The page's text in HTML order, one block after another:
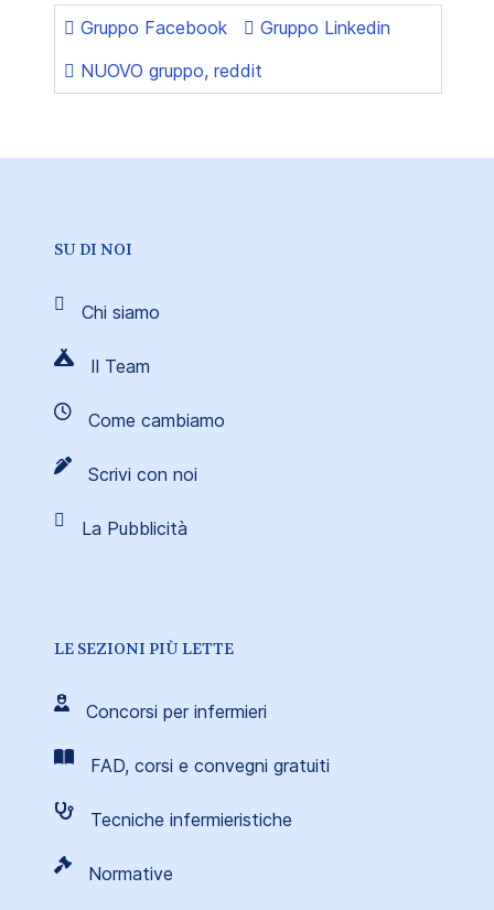
Gruppo Facebook
Gruppo Linkedin
NUOVO gruppo, reddit
SU DI NOI
Chi siamo
Il Team
Come cambiamo
Scrivi con noi
La Pubblicità
LE SEZIONI PIÙ LETTE
Concorsi per infermieri
FAD, corsi e convegni gratuiti
Tecniche infermieristiche
Normative